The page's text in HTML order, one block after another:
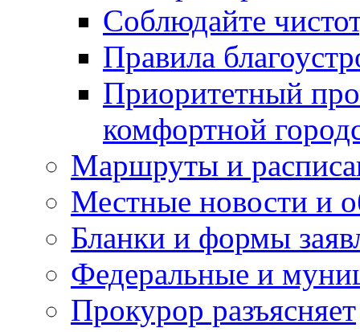
Соблюдайте
Правила
Приоритетный
комфортной
Маршруты и
Местные новости и
Бланки и формы
Федеральные и
Прокурор разъясняет